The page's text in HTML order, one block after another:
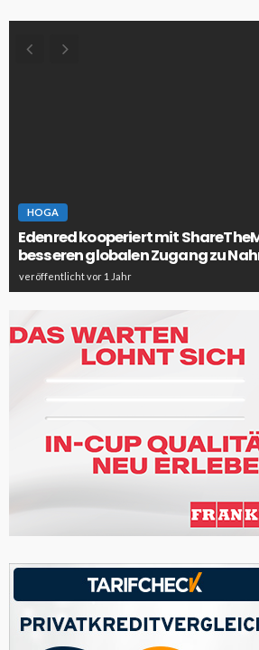
HOGA
Edenred kooperiert mit
besseren globalen Zugang zu
veröffentlicht vor 1 Jahr